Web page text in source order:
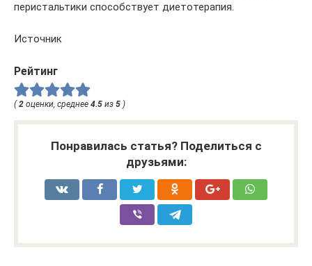
перистальтики способствует диетотерапия.
Источник
Рейтинг
( 2 оценки, среднее 4.5 из 5 )
Понравилась статья? Поделиться с
друзьями: